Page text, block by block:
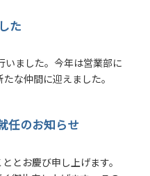
た
いました。今年は営業部に
な仲間に迎えました。
任のお知らせ
とお慶び申し上げます。